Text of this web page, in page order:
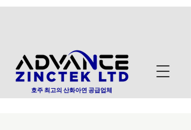
호주 최고의 산화아연 공급업체